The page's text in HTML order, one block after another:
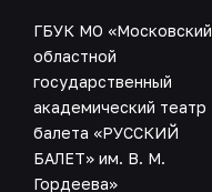
ГБУК МО «Московский
областной
государственный
академический театр
балета «РУССКИЙ
БАЛЕТ» им. В. М.
Гордеева»